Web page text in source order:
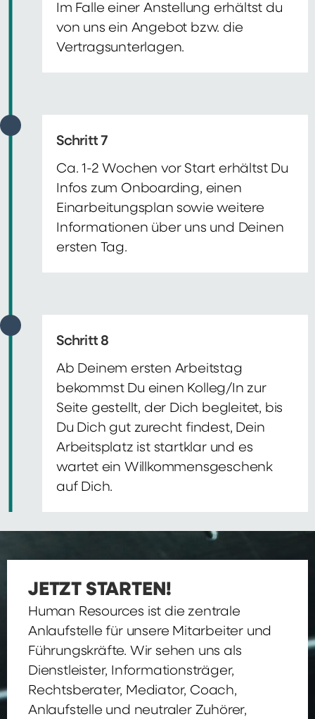
Im Falle einer Anstellung erhältst du
von uns ein Angebot bzw. die
Vertragsunterlagen.
Schritt 7
Ca. 1-2 Wochen vor Start erhältst Du
Infos zum Onboarding, einen
Einarbeitungsplan sowie weitere
Informationen über uns und Deinen
ersten Tag.
Schritt 8
Ab Deinem ersten Arbeitstag
bekommst Du einen Kolleg/In zur
Seite gestellt, der Dich begleitet, bis
Du Dich gut zurecht findest, Dein
Arbeitsplatz ist startklar und es
wartet ein Willkommensgeschenk
auf Dich.
JETZT STARTEN!
Human Resources ist die zentrale
Anlaufstelle für unsere Mitarbeiter und
Führungskräfte. Wir sehen uns als
Dienstleister, Informationsträger,
Rechtsberater, Mediator, Coach,
Anlaufstelle und neutraler Zuhörer,